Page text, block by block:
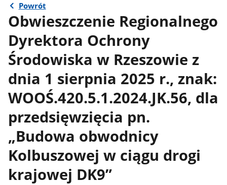
Powrót
Obwieszczenie Regionalnego
Dyrektora Ochrony
Środowiska w Rzeszowie z
dnia 1 sierpnia 2025 r., znak:
WOOŚ.420.5.1.2024.JK.56, dla
przedsięwzięcia pn.
„Budowa obwodnicy
Kolbuszowej w ciągu drogi
krajowej DK9”